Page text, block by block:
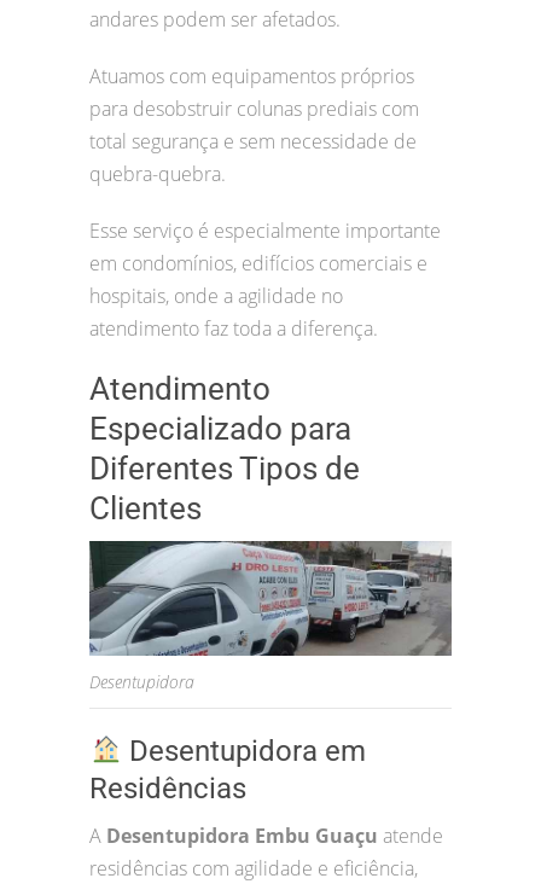
andares podem ser afetados.
Atuamos com equipamentos próprios
para desobstruir colunas prediais com
total segurança e sem necessidade de
quebra-quebra.
Esse serviço é especialmente importante
em condomínios, edifícios comerciais e
hospitais, onde a agilidade no
atendimento faz toda a diferença.
Atendimento
Especializado para
Diferentes Tipos de
Clientes
Desentupidora
Desentupidora em
Residências
A Desentupidora Embu Guaçu atende
residências com agilidade e eficiência,